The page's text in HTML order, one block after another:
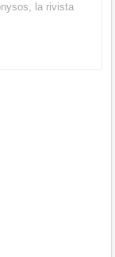
la rivista